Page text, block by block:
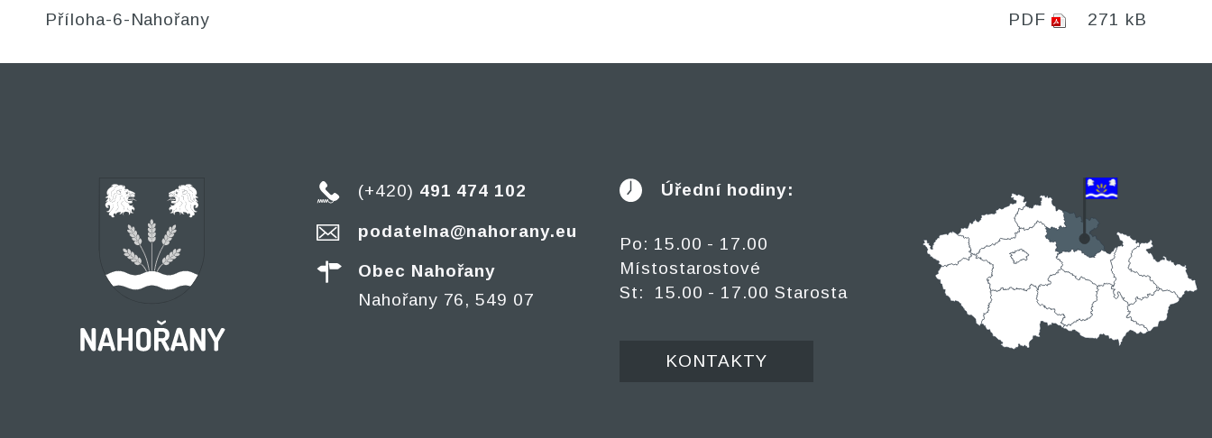
Příloha-6-Nahořany
PDF 271 kB
(+420) 491 474 102
podatelna@nahorany.eu
Obec Nahořany
Nahořany 76, 549 07
Úřední hodiny:
Po: 15.00 - 17.00
Místostarostové
St: 15.00 - 17.00 Starosta
KONTAKTY